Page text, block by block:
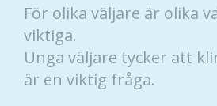
För olika väljare är olika
viktiga.
Unga väljare tycker att
är en viktig fråga.